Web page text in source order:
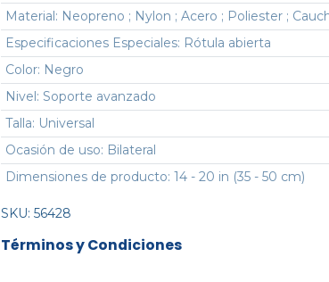
Material: Neopreno ; Nylon ; Acero ; Poliester ;
Especificaciones Especiales: Rótula abierta
Color: Negro
Nivel: Soporte avanzado
Talla: Universal
Ocasión de uso: Bilateral
Dimensiones de producto: 14 - 20 in (35 - 50 cm)
SKU: 56428
Términos y Condiciones